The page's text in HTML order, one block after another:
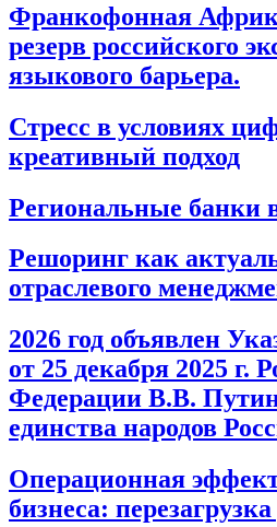
Франкофонная
резерв российского
языкового барьера.
Стресс в условиях
креативный подход
Региональные банки
Решоринг как
отраслевого
2026 год объявлен
от 25 декабря 2025 г.
Федерации В.В.
единства народов
Операционная
бизнеса: